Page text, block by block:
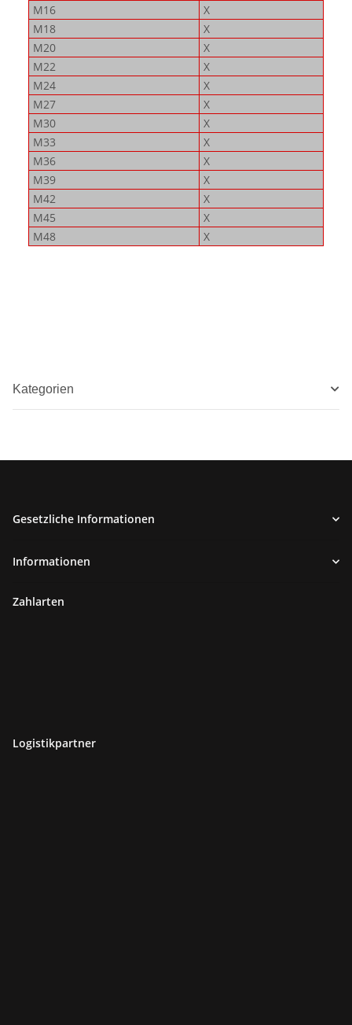
M16
X
M18
X
M20
X
M22
X
M24
X
M27
X
M30
X
M33
X
M36
X
M39
X
M42
X
M45
X
M48
X
Kategorien
Gesetzliche Informationen
Informationen
Zahlarten
Logistikpartner